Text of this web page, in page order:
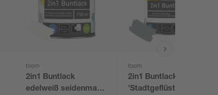
toom
2in1 Buntlack
edelweiß seidenmatt
toom
2in1 Buntlack
'Stadtgeflüster'